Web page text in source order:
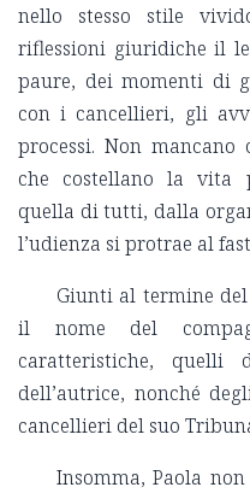
nello stesso stile
riflessioni giuridiche il
paure, dei momenti di
con i cancellieri, gli
processi. Non
che costellano la vita
quella di tutti, dalla
l’udienza si protrae al
Giunti al termine
il nome del
caratteristiche,
dell’autrice, nonché
cancellieri del suo
Insomma, Paola